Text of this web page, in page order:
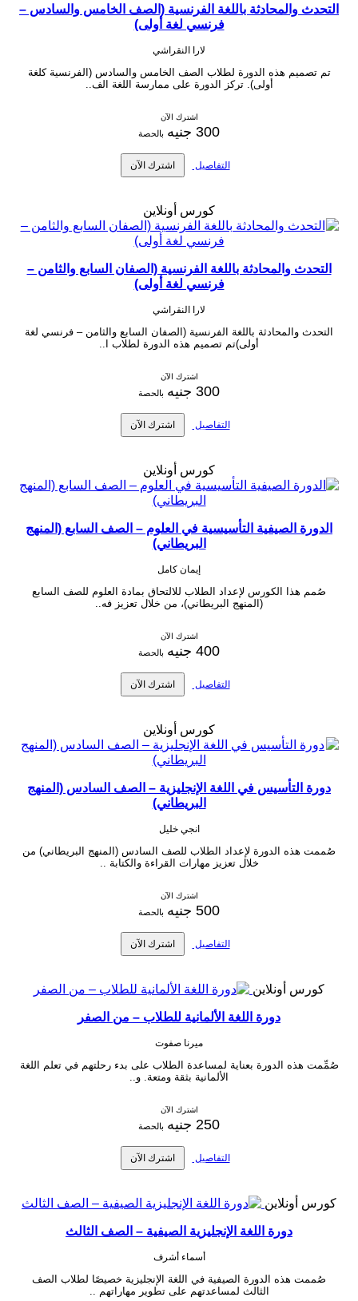
التحدث والمحادثة باللغة الفرنسية (الصف الخامس والسادس –
فرنسي لغة أولى)
لارا النقراشي
تم تصميم هذه الدورة لطلاب الصف الخامس والسادس (الفرنسية كلغة
أولى). تركز الدورة على ممارسة اللغة الف..
اشترك الآن
300 جنيه بالحصة
التفاصيل اشترك الآن
كورس أونلاين
التحدث والمحادثة باللغة الفرنسية (الصفان السابع والثامن –
فرنسي لغة أولى)
لارا النقراشي
التحدث والمحادثة باللغة الفرنسية (الصفان السابع والثامن – فرنسي لغة
أولى)تم تصميم هذه الدورة لطلاب ا..
اشترك الآن
300 جنيه بالحصة
التفاصيل اشترك الآن
كورس أونلاين
الدورة الصيفية التأسيسية في العلوم – الصف السابع (المنهج
البريطاني)
إيمان كامل
صُمم هذا الكورس لإعداد الطلاب للالتحاق بمادة العلوم للصف السابع
(المنهج البريطاني)، من خلال تعزيز فه..
اشترك الآن
400 جنيه بالحصة
التفاصيل اشترك الآن
كورس أونلاين
دورة التأسيس في اللغة الإنجليزية – الصف السادس (المنهج
البريطاني)
انجي خليل
صُممت هذه الدورة لإعداد الطلاب للصف السادس (المنهج البريطاني) من
خلال تعزيز مهارات القراءة والكتابة ..
اشترك الآن
500 جنيه بالحصة
التفاصيل اشترك الآن
كورس أونلاين
دورة اللغة الألمانية للطلاب – من الصفر
ميرنا صفوت
صُمِّمت هذه الدورة بعناية لمساعدة الطلاب على بدء رحلتهم في تعلم اللغة
الألمانية بثقة ومتعة. و..
اشترك الآن
250 جنيه بالحصة
التفاصيل اشترك الآن
كورس أونلاين
دورة اللغة الإنجليزية الصيفية – الصف الثالث
أسماء أشرف
صُممت هذه الدورة الصيفية في اللغة الإنجليزية خصيصًا لطلاب الصف
الثالث لمساعدتهم على تطوير مهاراتهم ..